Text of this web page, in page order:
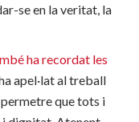
se en la veritat, la
ha recordat les
apel·lat al treball
que tots i